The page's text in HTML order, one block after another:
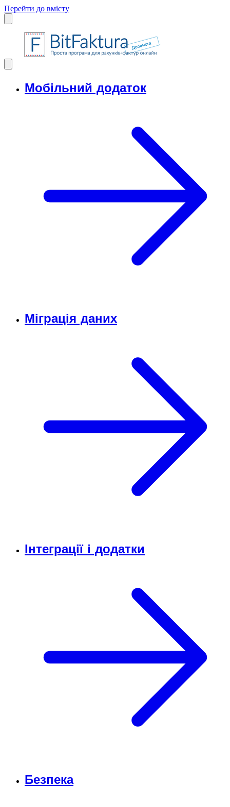
Перейти до вмісту
Мобільний додаток
Міграція даних
Інтеграції і додатки
Безпека